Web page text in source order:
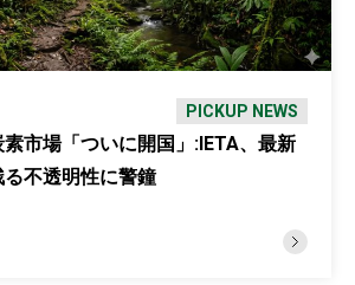
PICKUP NEWS
市場「ついに開国」:IETA、最新
不透明性に警鐘